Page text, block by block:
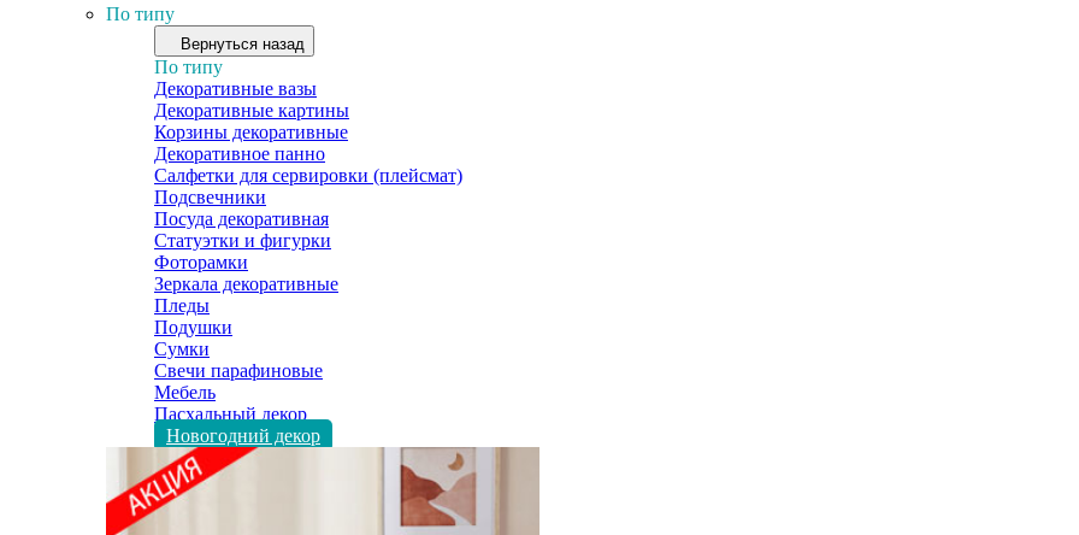
По типу
Вернуться назад
По типу
Декоративные вазы
Декоративные картины
Корзины декоративные
Декоративное панно
Салфетки для сервировки (плейсмат)
Подсвечники
Посуда декоративная
Статуэтки и фигурки
Фоторамки
Зеркала декоративные
Пледы
Подушки
Сумки
Свечи парафиновые
Мебель
Пасхальный декор
Новогодний декор